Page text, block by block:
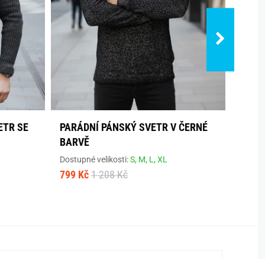
SE
PARÁDNÍ PÁNSKÝ SVETR V ČERNÉ
BARVĚ
Dostupné velikosti:S, M, L,XL
799 Kč 1 208 Kč